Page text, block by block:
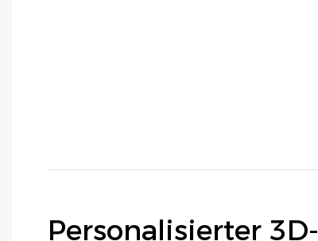
Personalisierter 3D-